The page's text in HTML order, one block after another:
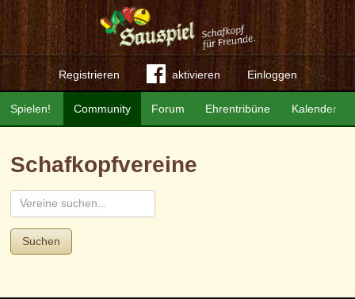
Registrieren aktivieren Einloggen
Community Forum Ehrentribüne Kalender
Spielen!
Schafkopfvereine
Suchen